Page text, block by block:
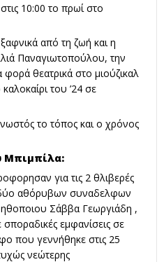
10:00 το πρωί στο
από τη ζωή και η
Παναγιωτοπούλου, την
θεατρικά στο μιούζικαλ
του ’24 σε
το τόπος και ο χρόνος
Μπιμπίλα:
για τις 2 θλιβερές
αθόρυβων συναδελφων
Σάββα Γεωργιάδη ,
εμφανίσεις σε
που γεννήθηκε στις 25
νεώτερης